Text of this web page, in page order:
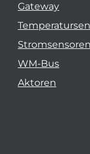
Gateway
Stromsensoren
WM-Bus
Aktoren